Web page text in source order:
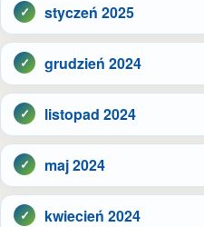
styczeń 2025
grudzień 2024
listopad 2024
maj 2024
kwiecień 2024